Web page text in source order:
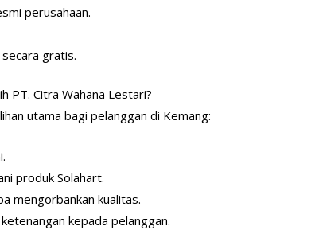
perusahaan.
gratis.
PT. Citra Wahana Lestari?
utama bagi pelanggan di Kemang:
produk Solahart.
mengorbankan kualitas.
kepada pelanggan.